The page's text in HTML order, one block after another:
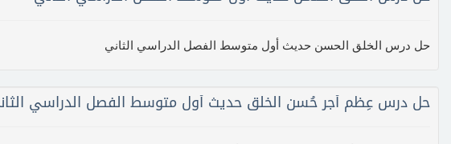
حل درس الخلق الحسن حديث أول متوسط الفصل الدراسي الثاني
حل درس عِظم أجر حُسن الخلق حديث أول متوسط الفصل الدراسي